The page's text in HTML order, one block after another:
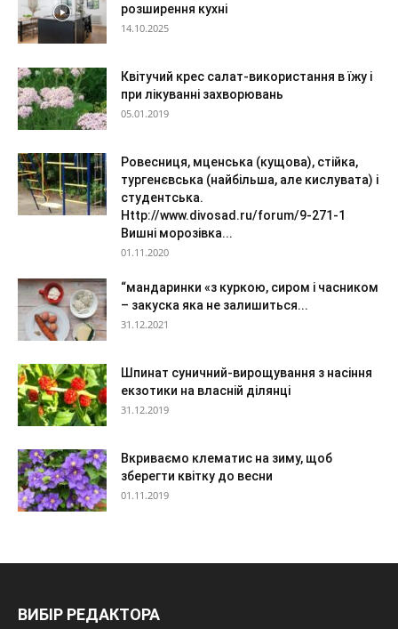
розширення кухні
14.10.2025
Квітучий крес салат-використання в їжу і
при лікуванні захворювань
05.01.2019
Ровесниця, мценська (кущова), стійка,
тургенєвська (найбільша, але кислувата) і
студентська.
Http://www.divosad.ru/forum/9-271-1
Вишні морозівка...
01.11.2020
“мандаринки «з куркою, сиром і часником
– закуска яка не залишиться...
31.12.2021
Шпинат суничний-вирощування з насіння
екзотики на власній ділянці
31.12.2019
Вкриваємо клематис на зиму, щоб
зберегти квітку до весни
01.11.2019
ВИБІР РЕДАКТОРА